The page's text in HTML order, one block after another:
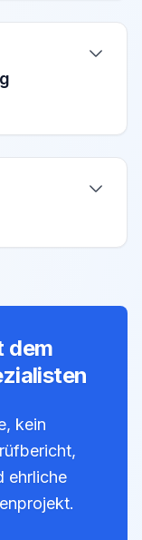
dem
kein
ehrliche